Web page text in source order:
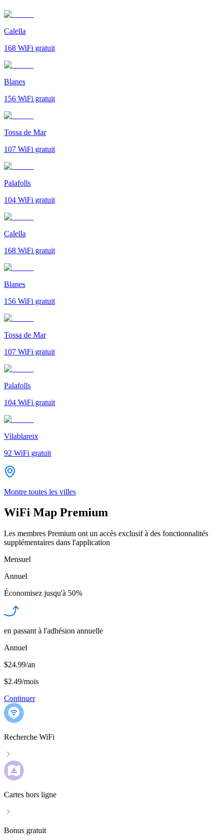
Calella
168 WiFi gratuit
Blanes
156 WiFi gratuit
Tossa de Mar
107 WiFi gratuit
Palafolls
104 WiFi gratuit
Calella
168 WiFi gratuit
Blanes
156 WiFi gratuit
Tossa de Mar
107 WiFi gratuit
Palafolls
104 WiFi gratuit
Vilablareix
92 WiFi gratuit
Montre toutes les villes
WiFi Map Premium
Les membres Premium ont un accès exclusif à des fonctionnalités
supplémentaires dans l'application
Mensuel
Annuel
Économisez jusqu'à 50%
en passant à l'adhésion annuelle
Annuel
$24.99/an
$2.49/mois
Continuer
Recherche WiFi
Cartes hors ligne
Bonus gratuit